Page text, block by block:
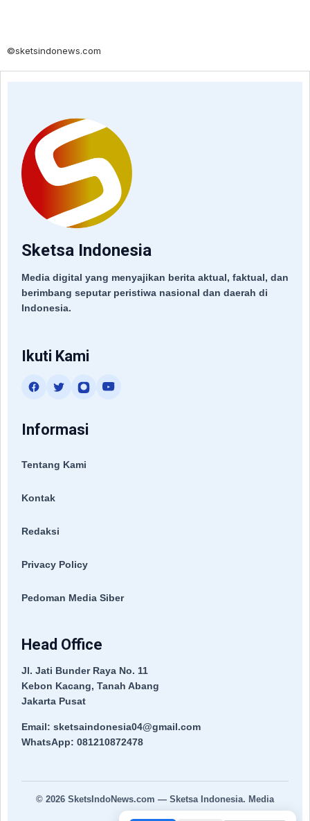
©sketsindonews.com
Sketsa Indonesia
Media digital yang menyajikan berita aktual, faktual, dan
berimbang seputar peristiwa nasional dan daerah di
Indonesia.
Ikuti Kami
Informasi
Tentang Kami
Kontak
Redaksi
Privacy Policy
Pedoman Media Siber
Head Office
Jl. Jati Bunder Raya No. 11
Kebon Kacang, Tanah Abang
Jakarta Pusat
Email: sketsaindonesia04@gmail.com
WhatsApp: 081210872478
© 2026 SketsIndoNews.com — Sketsa Indonesia. Media